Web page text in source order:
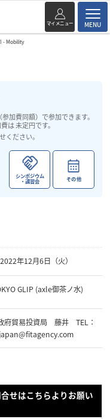
マイメニュー MENU
- Mobility
加費同額）で参加できます。
は 未定円です。
ください。
シンポジウム
・講習会 その他
年12月6日（火）
GLIP (axle御茶ノ水)
府貿易投資局 藤井 TEL：
せはこちらよりお願い